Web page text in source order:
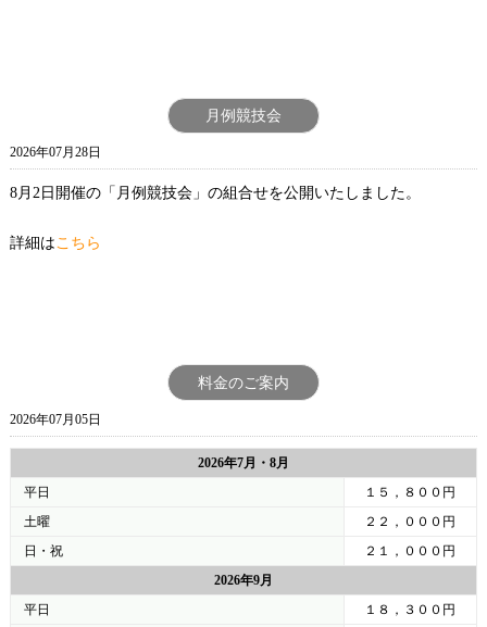
月例競技会
2026年07月28日
8月2日開催の「月例競技会」の組合せを公開いたしました。
詳細はこちら
料金のご案内
2026年07月05日
2026年7月・8月
平日
１５，８００円
土曜
２２，０００円
日・祝
２１，０００円
2026年9月
平日
１８，３００円